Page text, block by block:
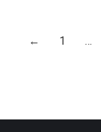
← 1 …